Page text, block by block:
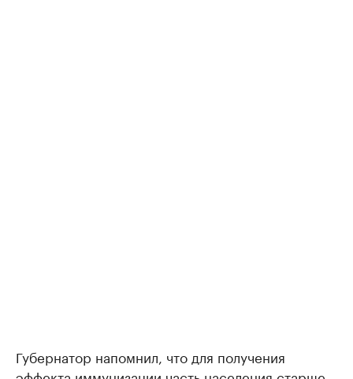
Губернатор напомнил, что для получения